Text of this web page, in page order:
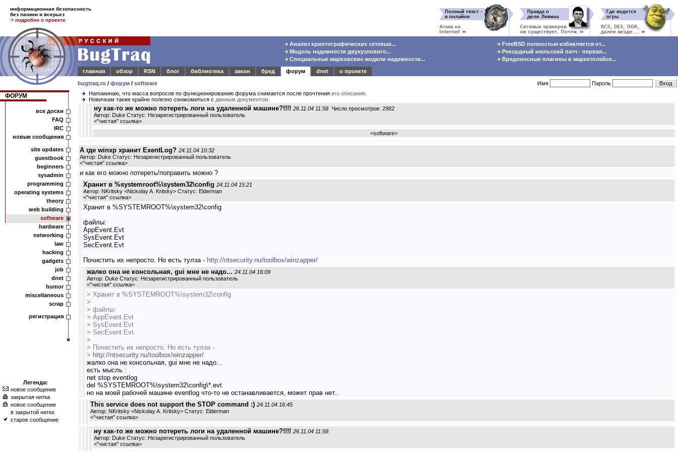
информационная безопасность
без паники и всерьез
подробно о проекте
Анализ криптографических сетевых...
Модель надежности двухузлового...
Специальные марковские модели надежности...
FreeBSD полностью избавляется от...
Рекордный июльский патч - первая...
Вредоносные плагины в маркетплейсе...
главная
обзор RSN блог библиотека закон бред форум dnet
о проекте
bugtraq.ru / форум / software Имя Пароль
ФОРУМ
все доски
FAQ
IRC
новые сообщения
site updates
guestbook
beginners
sysadmin
programming
operating systems
theory
web building
software
hardware
networking
law
hacking
gadgets
job
dnet
humor
miscellaneous
scrap
регистрация
Легенда:
новое сообщение
закрытая нитка
новое сообщение
в закрытой нитке
старое сообщение
Напоминаю, что масса вопросов по функционированию форума снимается после прочтения его описания
Новичкам также крайне полезно ознакомиться с данным документом
ну как-то же можно потереть логи на удаленной машине?!!!! 26.11.04 11:58 Число просмотров: 2982
Автор: Duke Статус: Незарегистрированный пользователь
<"чистая" ссылка>
<software>
А где winxp хранит ExentLog? 24.11.04 10:32
Автор: Duke Статус: Незарегистрированный пользователь
<"чистая" ссылка>
и как его можно потереть/поправить можно ?
Хранит в %systemroot%\system32\config 24.11.04 15:21
Автор: NKritsky <Nickolay A. Kritsky> Статус: Elderman
<"чистая" ссылка>
Хранит в %SYSTEMROOT%\system32\config
файлы:
AppEvent.Evt
SysEvent.Evt
SecEvent.Evt
Почистить их непросто. Но есть тулза - http://ntsecurity.nu/toolbox/winzapper/
жалко она не консольная, gui мне не надо... 24.11.04 16:09
Автор: Duke Статус: Незарегистрированный пользователь
<"чистая" ссылка>
> Хранит в %SYSTEMROOT%\system32\config
>
> файлы:
> AppEvent.Evt
> SysEvent.Evt
> SecEvent.Evt
>
> Почистить их непросто. Но есть тулза -
> http://ntsecurity.nu/toolbox/winzapper/
жалко она не консольная, gui мне не надо...
есть мысль :
net stop eventlog
del %SYSTEMROOT%\system32\config\*.evt
но на моей рабочей машине eventlog что-то не останавливается, может прав нет..
This service does not support the STOP command :) 24.11.04 16:45
Автор: NKritsky <Nickolay A. Kritsky> Статус: Elderman
<"чистая" ссылка>
ну как-то же можно потереть логи на удаленной машине?!!!! 26.11.04 11:58
Автор: Duke Статус: Незарегистрированный пользователь
<"чистая" ссылка>